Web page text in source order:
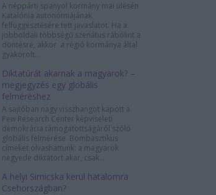
A néppárti spanyol kormány mai ülésén
Katalónia autonómiájának
felfüggesztésére tett javaslatot. Ha a
jobboldali többségű szenátus rábólint a
döntésre, akkor a régió kormánya által
gyakorolt...
Diktatúrát akarnak a magyarok? –
megjegyzés egy globális
felméréshez
A sajtóban nagy visszhangot kapott a
Pew Research Center képviseleti
demokrácia támogatottságáról szóló
globális felmérése. Bombasztikus
címeket olvashattunk: a magyarok
negyede diktátort akar, csak...
A helyi Simicska kerül hatalomra
Csehországban?